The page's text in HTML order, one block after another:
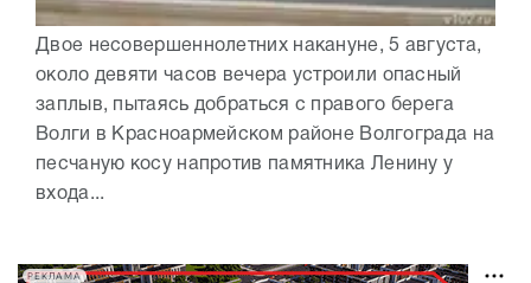
Двое несовершеннолетних накануне, 5 августа,
около девяти часов вечера устроили опасный
заплыв, пытаясь добраться с правого берега
Волги в Красноармейском районе Волгограда на
песчаную косу напротив памятника Ленину у
входа...
РЕКЛАМА